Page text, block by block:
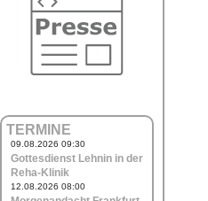
TERMINE
09.08.2026 09:30
Gottesdienst Lehnin in der
Reha-Klinik
12.08.2026 08:00